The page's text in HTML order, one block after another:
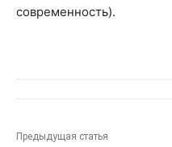
современность).
Предыдущая статья